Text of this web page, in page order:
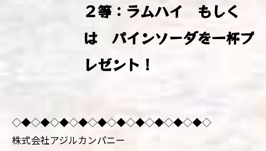
２等：ラムハイ もしく
は パインソーダを一杯プ
レゼント！
◇◆◇◆◇◆◇◆◇◆◇◆◇◆◇◆◇◆◇◆◇
株式会社アジルカンパニー